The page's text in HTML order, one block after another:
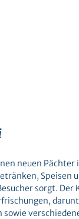
neuen Pächter
Speisen
sorgt. Der